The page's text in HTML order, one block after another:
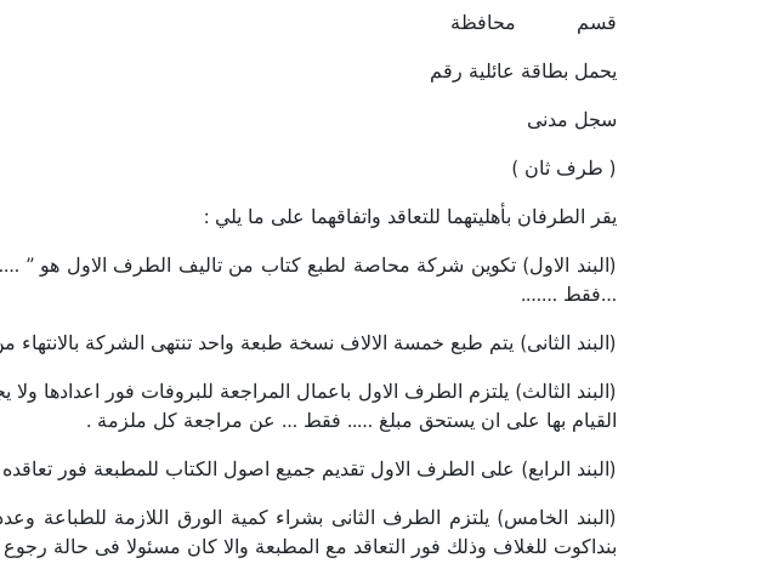
قسم محافظة
يحمل بطاقة عائلية رقم
سجل مدنى
( طرف ثان )
يقر الطرفان بأهليتهما للتعاقد واتفاقهما على ما يلي :
(البند الاول) تكوين شركة محاصة لطبع كتاب من تاليف الطرف الاول هو
…فقط …….
(البند الثانى) يتم طبع خمسة الالاف نسخة طبعة واحد تنتهى الشركة بالانتهاء
(البند الثالث) يلتزم الطرف الاول باعمال المراجعة للبروفات فور اعدادها
القيام بها على ان يستحق مبلغ ….. فقط … عن مراجعة كل ملزمة .
(البند الرابع) على الطرف الاول تقديم جميع اصول الكتاب للمطبعة فور
بنداكوت للغلاف وذلك فور التعاقد مع المطبعة والا كان مسئولا فى حالة